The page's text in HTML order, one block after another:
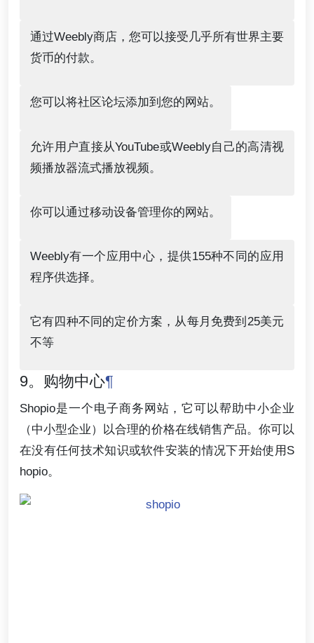
通过Weebly商店，您可以接受几乎所有世界主要
货币的付款。
您可以将社区论坛添加到您的网站。
允许用户直接从YouTube或Weebly自己的高清视
频播放器流式播放视频。
你可以通过移动设备管理你的网站。
Weebly有一个应用中心，提供155种不同的应用
程序供选择。
它有四种不同的定价方案，从每月免费到25美元
不等
9。购物中心¶
Shopio是一个电子商务网站，它可以帮助中小企业
（中小型企业）以合理的价格在线销售产品。你可以
在没有任何技术知识或软件安装的情况下开始使用S
hopio。